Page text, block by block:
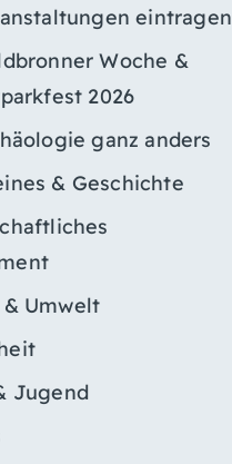
eintragen
Woche &
2026
ganz anders
& Geschichte
Umwelt
Jugend